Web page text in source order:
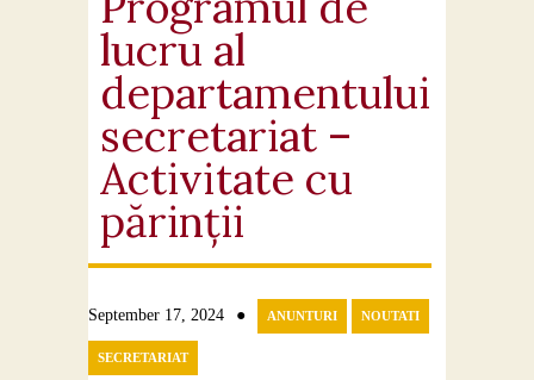
lucru al
departamentului
secretariat –
Activitate cu
părinții
September 17, 2024 ● ANUNTURI NOUTATI
SECRETARIAT